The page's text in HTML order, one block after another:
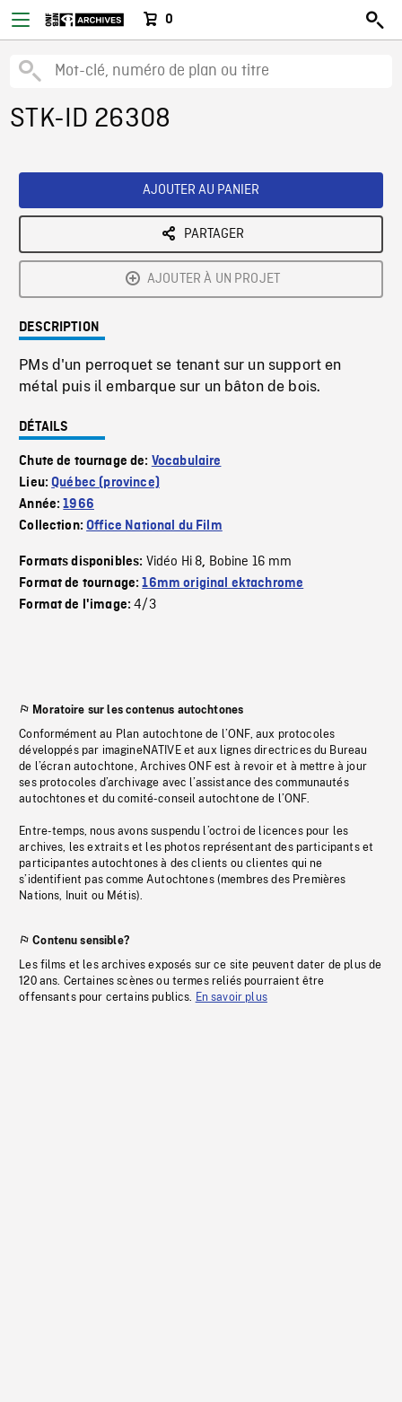
0
STK-ID 26308
AJOUTER AU PANIER
PARTAGER
AJOUTER À UN PROJET
DESCRIPTION
PMs d'un perroquet se tenant sur un support en
métal puis il embarque sur un bâton de bois.
DÉTAILS
Chute de tournage de: Vocabulaire
Lieu:Québec (province)
Année:1966
Collection:Office National du Film
Formats disponibles: Vidéo Hi 8, Bobine 16 mm
Format de tournage:16mm original ektachrome
Format de l'image:4/3
Moratoire sur les contenus autochtones
Conformément au Plan autochtone de l’ONF, aux protocoles
développés par imagineNATIVE et aux lignes directrices du Bureau
de l’écran autochtone, Archives ONF est à revoir et à mettre à jour
ses protocoles d’archivage avec l’assistance des communautés
autochtones et du comité-conseil autochtone de l’ONF.
Entre-temps, nous avons suspendu l’octroi de licences pour les
archives, les extraits et les photos représentant des participants et
participantes autochtones à des clients ou clientes qui ne
s’identifient pas comme Autochtones (membres des Premières
Nations, Inuit ou Métis).
Contenu sensible?
Les films et les archives exposés sur ce site peuvent dater de plus de
120 ans. Certaines scènes ou termes reliés pourraient être
offensants pour certains publics. En savoir plus